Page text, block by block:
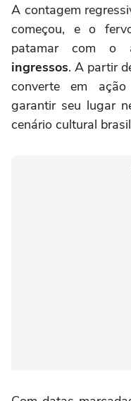
A contagem
começou, e o
patamar com o
ingressos. A partir
converte em
garantir seu lugar
cenário cultural